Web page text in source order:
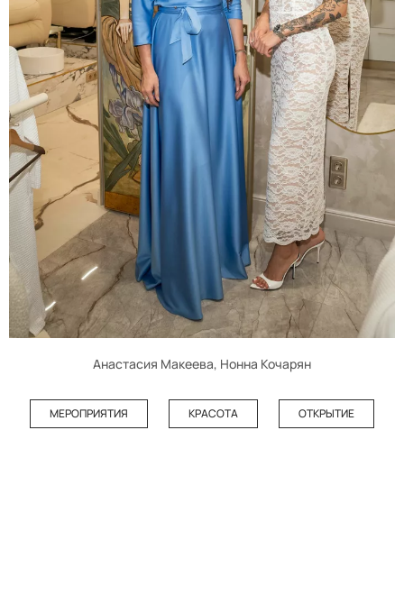
Анастасия Макеева, Нонна Кочарян
МЕРОПРИЯТИЯ КРАСОТА ОТКРЫТИЕ